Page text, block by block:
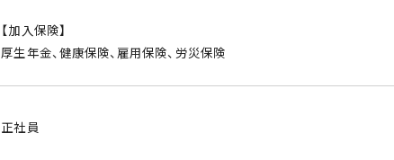
【加入保険】
厚生年金、健康保険、雇用保険、労災保険
正社員